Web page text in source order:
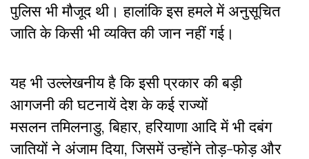
पुलिस भी मौजूद थी। हालांकि इस हमले में अनुसूचित
जाति के किसी भी व्यक्ति की जान नहीं गई।
यह भी उल्लेखनीय है कि इसी प्रकार की बड़ी
आगजनी की घटनायें देश के कई राज्यों
मसलन तमिलनाडु, बिहार, हरियाणा आदि में भी दबंग
जातियों ने अंजाम दिया, जिसमें उन्होंने तोड़-फोड़ और